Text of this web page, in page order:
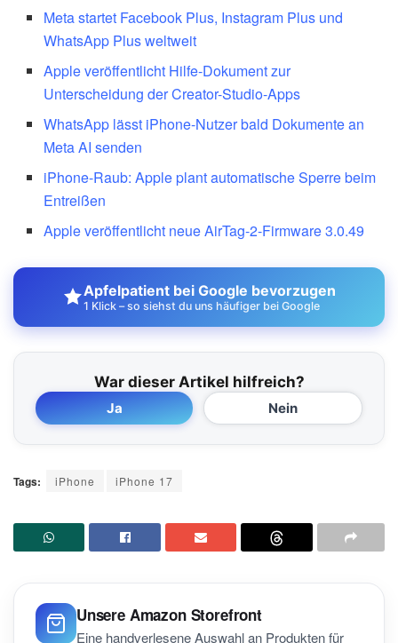
Meta startet Facebook Plus, Instagram Plus und
WhatsApp Plus weltweit
Apple veröffentlicht Hilfe-Dokument zur
Unterscheidung der Creator-Studio-Apps
WhatsApp lässt iPhone-Nutzer bald Dokumente an
Meta AI senden
iPhone-Raub: Apple plant automatische Sperre beim
Entreißen
Apple veröffentlicht neue AirTag-2-Firmware 3.0.49
Apfelpatient bei Google bevorzugen
1 Klick – so siehst du uns häufiger bei Google
War dieser Artikel hilfreich?
Ja Nein
Tags: iPhone iPhone 17
Unsere Amazon Storefront
Eine handverlesene Auswahl an Produkten für